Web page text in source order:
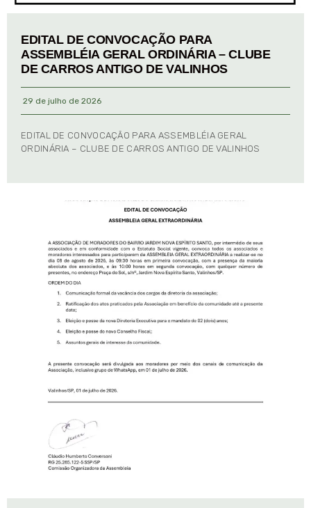
EDITAL DE CONVOCAÇÃO PARA
ASSEMBLÉIA GERAL ORDINÁRIA – CLUBE
DE CARROS ANTIGO DE VALINHOS
29 de julho de 2026
EDITAL DE CONVOCAÇÃO PARA ASSEMBLÉIA GERAL
ORDINÁRIA – CLUBE DE CARROS ANTIGO DE VALINHOS